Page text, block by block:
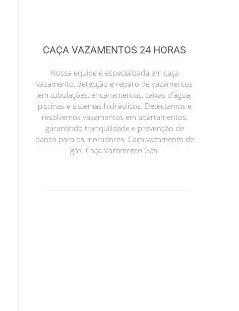
CAÇA VAZAMENTOS 24 HORAS
Nossa equipe é especializada em caça
vazamento, detecção e reparo de vazamentos
em tubulações, encanamentos, caixas d'água,
piscinas e sistemas hidráulicos. Detectamos e
resolvemos vazamentos em apartamentos,
garantindo tranquilidade e prevenção de
danos para os moradores. Caça vazamento de
gás. Caça Vazamento Gás.